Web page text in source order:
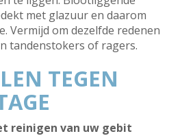
met glazuur en daarom
Vermijd om dezelfde redenen
tandenstokers of ragers.
TEGEN
reinigen van uw gebit